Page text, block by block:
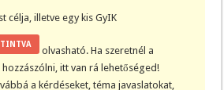
célja, illetve egy kis GyIK
olvasható. Ha szeretnél a
itt van rá lehetőséged!
a kérdéseket, téma javaslatokat,